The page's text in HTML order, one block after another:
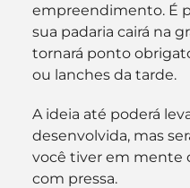
empreendimento. É
sua padaria cairá na
tornará ponto
ou lanches da tarde.
A ideia até poderá
desenvolvida, mas
você tiver em mente
com pressa.